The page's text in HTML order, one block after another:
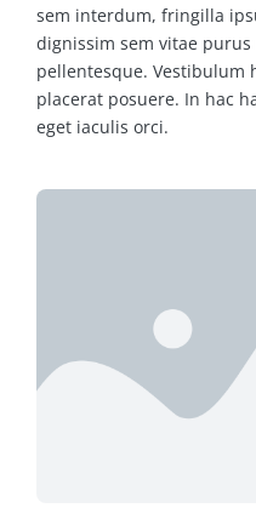
sem interdum, fringilla
dignissim sem vitae
pellentesque.
placerat posuere. In hac
eget iaculis orci.